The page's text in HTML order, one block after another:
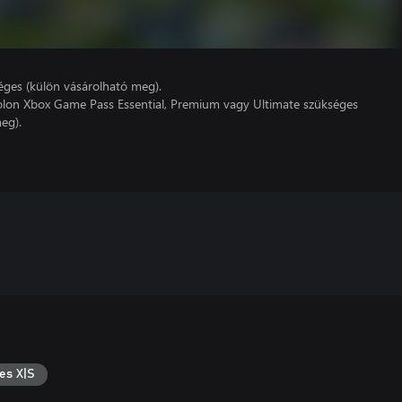
(külön vásárolható meg).
Xbox Game Pass Essential, Premium vagy Ultimate szükséges
X|S